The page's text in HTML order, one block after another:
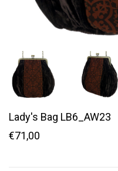
Lady's Bag LB6_AW23
€71,00